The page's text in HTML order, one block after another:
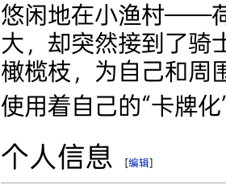
悠闲地在小渔村——
大，却突然接到了骑
橄榄枝，为自己和周
使用着自己的“卡牌
个人信息 [编辑]